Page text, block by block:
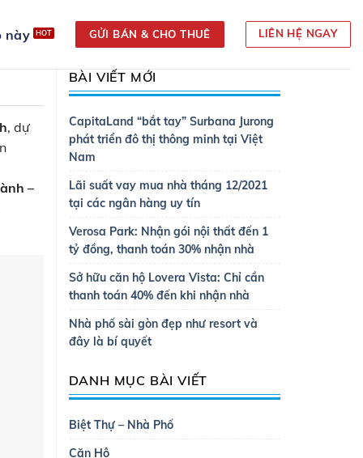
này GỬI BÁN & CHO THUÊ LIÊN HỆ NGAY
, dự
–
BÀI VIẾT MỚI
CapitaLand “bắt tay” Surbana Jurong
phát triển đô thị thông minh tại Việt
Nam
Lãi suất vay mua nhà tháng 12/2021
tại các ngân hàng uy tín
Verosa Park: Nhận gói nội thất đến 1
tỷ đồng, thanh toán 30% nhận nhà
Sở hữu căn hộ Lovera Vista: Chỉ cần
thanh toán 40% đến khi nhận nhà
Nhà phố sài gòn đẹp như resort và
đây là bí quyết
DANH MỤC BÀI VIẾT
Biệt Thự – Nhà Phố
Căn Hộ